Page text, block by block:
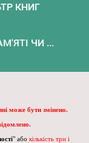
КНИГ
ЧИ ...
може бути змінено.
" або кількість три і